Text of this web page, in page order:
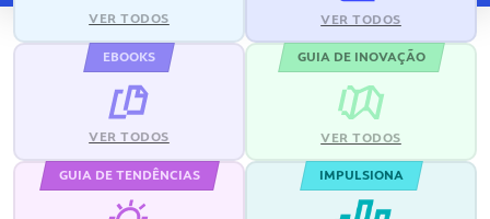
VER TODOS VER TODOS
EBOOKS
VER TODOS
GUIA DE INOVAÇÃO
VER TODOS
GUIA DE TENDÊNCIAS IMPULSIONA